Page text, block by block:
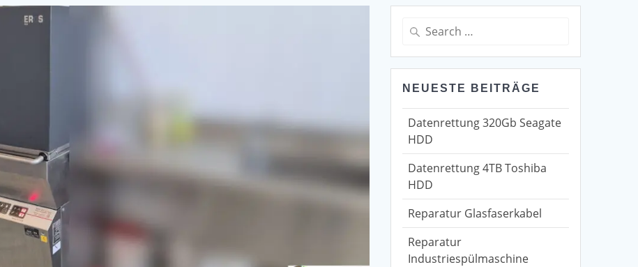
Search
for:
NEUESTE BEITRÄGE
Datenrettung 320Gb Seagate
HDD
Datenrettung 4TB Toshiba
HDD
Reparatur Glasfaserkabel
Reparatur
Industriespülmaschine